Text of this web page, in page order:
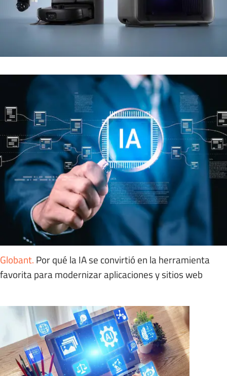
Globant. Por qué la IA se convirtió en la herramienta
favorita para modernizar aplicaciones y sitios web